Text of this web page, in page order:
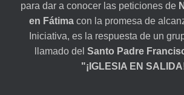
para dar a conocer las peticiones de
en Fátima con la promesa de
Iniciativa, es la respuesta de un
llamado del Santo Padre
"¡IGLESIA EN